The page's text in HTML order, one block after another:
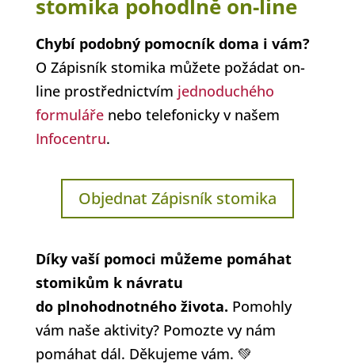
stomika pohodlně on-line
Chybí podobný pomocník doma i vám?
O Zápisník stomika můžete požádat on-
line prostřednictvím jednoduchého
formulářenebo telefonicky v našem
Infocentru.
Objednat Zápisník stomika
Díky vaší pomoci můžeme pomáhat
stomikům k návratu
do plnohodnotného života. Pomohly
vám naše aktivity? Pomozte vy nám
pomáhat dál. Děkujeme vám. 💚